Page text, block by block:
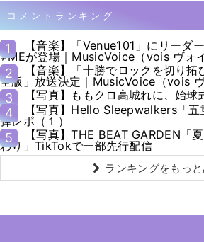
コメントランキング
1
【音楽】「Venue101」にリーダ
≠MEが登場｜MusicVoice（vois ヴォイ
2
【音楽】「十勝でロックを切り
全版」放送決定｜MusicVoice（vois ヴ
3
【写真】ももクロ高城れに、始球
4
【写真】Hello Sleepwalkers「五
弾レポ（１）
5
【写真】THE BEAT GARDEN「
わり」TikTokで一部先行配信
ランキングをもっ